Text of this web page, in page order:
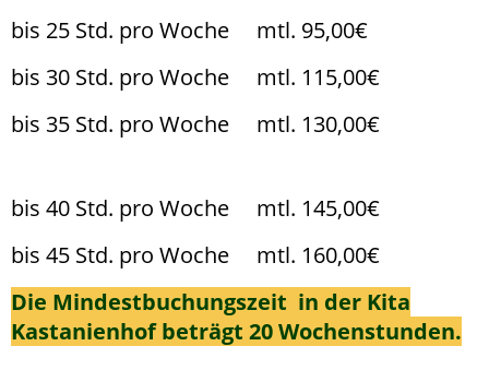
bis 25 Std. pro Woche mtl. 95,00€
bis 30 Std. pro Woche mtl. 115,00€
bis 35 Std. pro Woche mtl. 130,00€
bis 40 Std. pro Woche mtl. 145,00€
bis 45 Std. pro Woche mtl. 160,00€
Die Mindestbuchungszeit in der Kita
Kastanienhof beträgt 20 Wochenstunden.